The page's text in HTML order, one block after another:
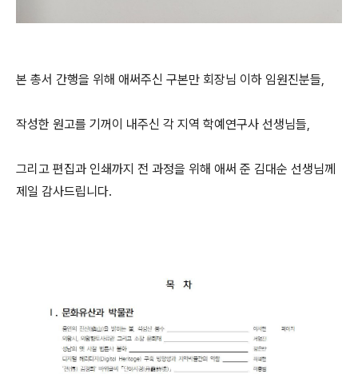
본 총서 간행을 위해 애써주신 구본만 회장님 이하 임원진분들,
작성한 원고를 기꺼이 내주신 각 지역 학예연구사 선생님들,
그리고 편집과 인쇄까지 전 과정을 위해 애써 준 김대순 선생님께
제일 감사드립니다.